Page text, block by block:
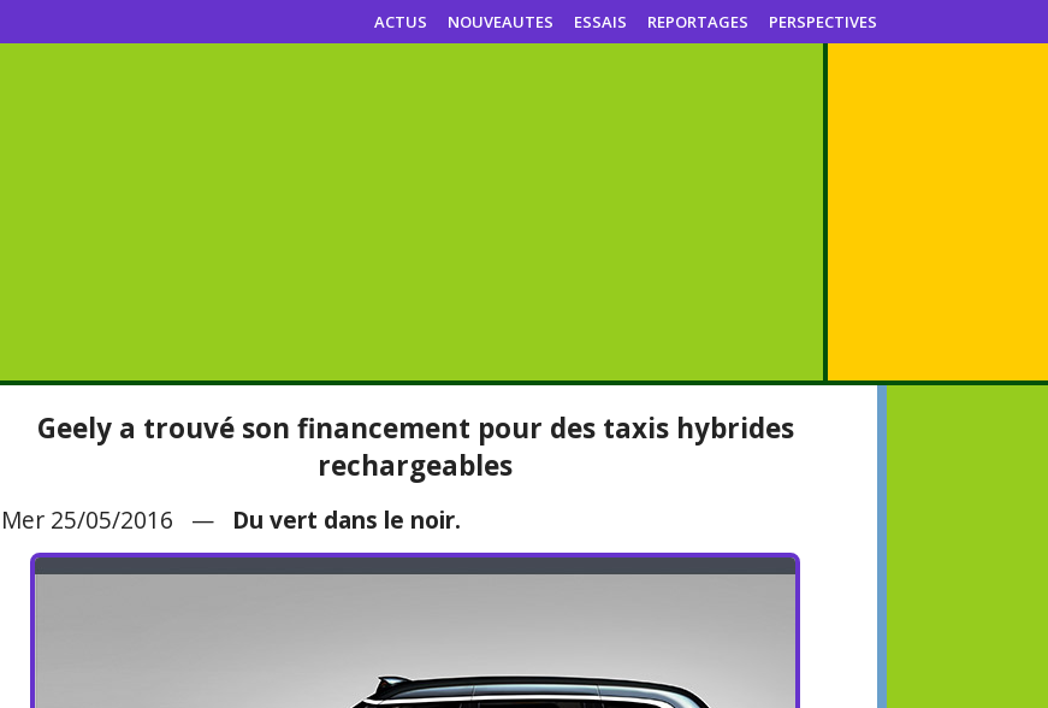
ACTUS NOUVEAUTES ESSAIS REPORTAGES PERSPECTIVES
Geely a trouvé son financement pour des taxis hybrides
rechargeables
Mer 25/05/2016 — Du vert dans le noir.